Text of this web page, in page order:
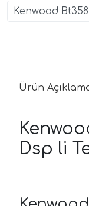
Kenwood Bt358
Ürün
Dsp li